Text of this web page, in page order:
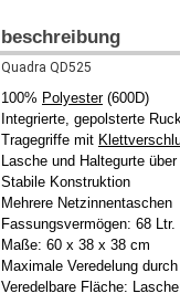
beschreibung
Quadra QD525
100% Polyester(600D)
Integrierte, gepolsterte
Tragegriffe mit
Lasche und Haltegurte
Stabile Konstruktion
Mehrere Netzinnentaschen
Fassungsvermögen: 68 Ltr.
Maße: 60 x 38 x 38 cm
Maximale Veredelung
Veredelbare Fläche: